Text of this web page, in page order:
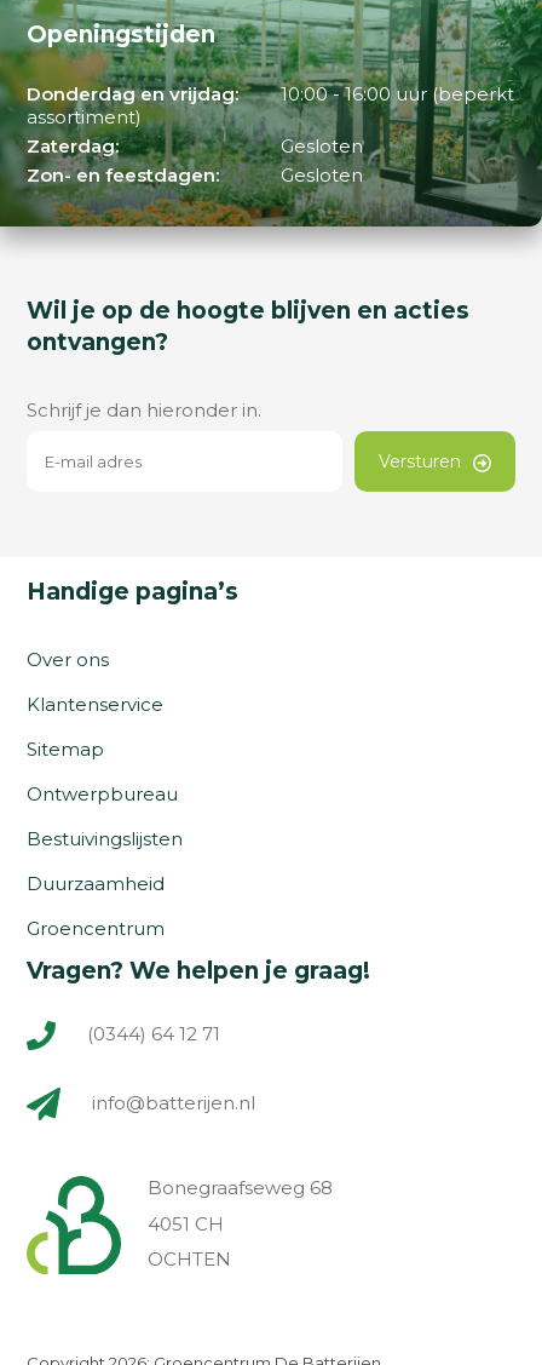
Openingstijden
Donderdag en vrijdag:
10:00 - 16:00 uur (beperkt
assortiment)
Zaterdag:
Gesloten
Zon- en feestdagen:
Gesloten
Wil je op de hoogte blijven en acties
ontvangen?
Schrijf je dan hieronder in.
Versturen
Handige pagina’s
Over ons
Klantenservice
Sitemap
Ontwerpbureau
Bestuivingslijsten
Duurzaamheid
Groencentrum
Vragen? We helpen je graag!
(0344) 64 12 71
info@batterijen.nl
Bonegraafseweg 68
4051 CH
OCHTEN